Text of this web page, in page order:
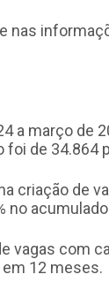
nas
a março de
de 34.864
criação de
no
vagas com
em 12 meses.